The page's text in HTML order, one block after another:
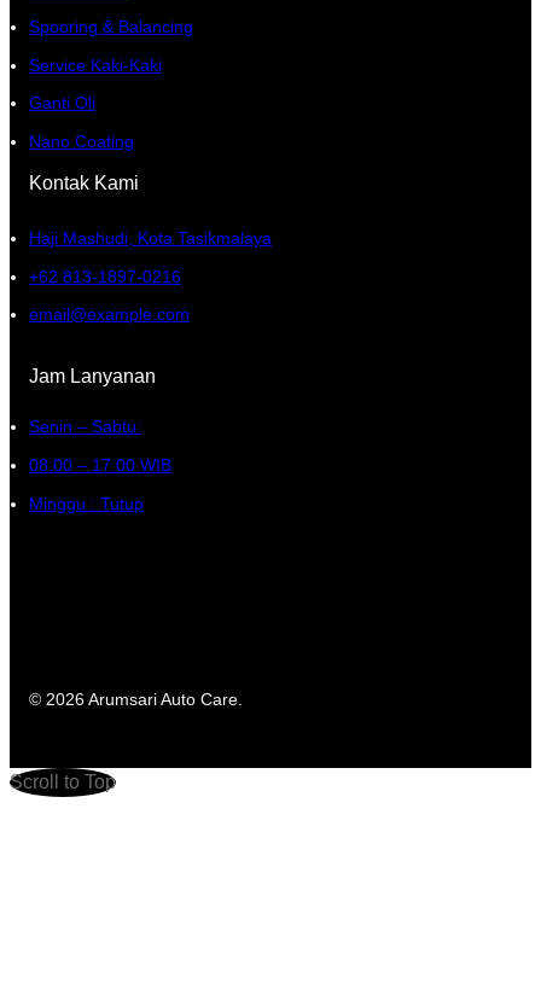
Spooring & Balancing
Service Kaki-Kaki
Ganti Oli
Nano Coating
Kontak Kami
Haji Mashudi, Kota Tasikmalaya
+62 813-1897-0216
email@example.com
Jam Lanyanan
Senin – Sabtu:
08.00 – 17.00 WIB
Minggu : Tutup
© 2026 Arumsari Auto Care.
Scroll to Top